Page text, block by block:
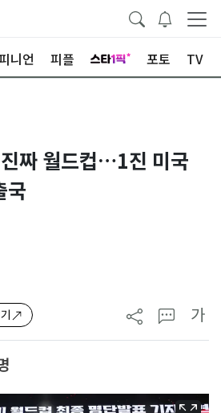
니언 피플 포토 TV
짜 월드컵…1진 미국
국
가